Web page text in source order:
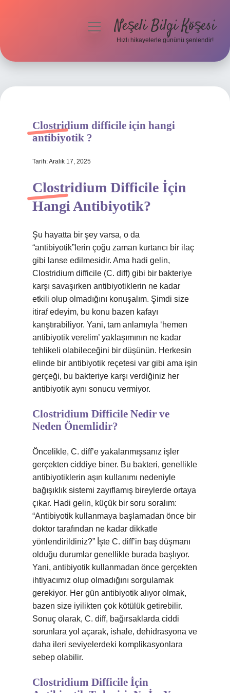
Hakkımızda
menüyüNeşeli Bilgi Köşesi
Hızlı hikayelerle gününü şenlendir!
Clostridium difficile için hangi
antibiyotik ?
Tarih: Aralık 17, 2025
Clostridium Difficile İçin
Hangi Antibiyotik?
Şu hayatta bir şey varsa, o da
“antibiyotik”lerin çoğu zaman kurtarıcı bir ilaç
gibi lanse edilmesidir. Ama hadi gelin,
Clostridium difficile (C. diff) gibi bir bakteriye
karşı savaşırken antibiyotiklerin ne kadar
etkili olup olmadığını konuşalım. Şimdi size
itiraf edeyim, bu konu bazen kafayı
karıştırabiliyor. Yani, tam anlamıyla ‘hemen
antibiyotik verelim’ yaklaşımının ne kadar
tehlikeli olabileceğini bir düşünün. Herkesin
elinde bir antibiyotik reçetesi var gibi ama işin
gerçeği, bu bakteriye karşı verdiğiniz her
antibiyotik aynı sonucu vermiyor.
Clostridium Difficile Nedir ve
Neden Önemlidir?
Öncelikle, C. diff’e yakalanmışsanız işler
gerçekten ciddiye biner. Bu bakteri, genellikle
antibiyotiklerin aşırı kullanımı nedeniyle
bağışıklık sistemi zayıflamış bireylerde ortaya
çıkar. Hadi gelin, küçük bir soru soralım:
“Antibiyotik kullanmaya başlamadan önce bir
doktor tarafından ne kadar dikkatle
yönlendirildiniz?” İşte C. diff’in baş düşmanı
olduğu durumlar genellikle burada başlıyor.
Yani, antibiyotik kullanmadan önce gerçekten
ihtiyacımız olup olmadığını sorgulamak
gerekiyor. Her gün antibiyotik alıyor olmak,
bazen size iyilikten çok kötülük getirebilir.
Sonuç olarak, C. diff, bağırsaklarda ciddi
sorunlara yol açarak, ishale, dehidrasyona ve
daha ileri seviyelerdeki komplikasyonlara
sebep olabilir.
Clostridium Difficile İçin